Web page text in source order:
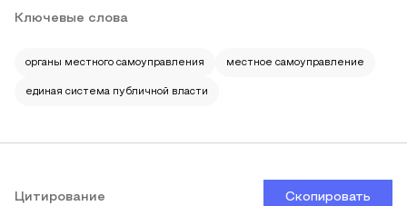
Ключевые слова
органы местного самоуправления местное самоуправление
единая система публичной власти
Цитирование Скопировать